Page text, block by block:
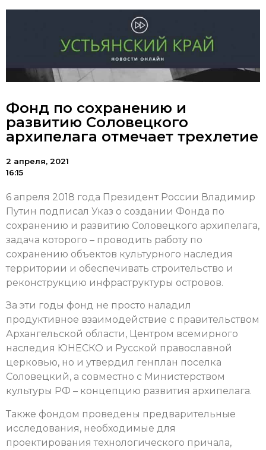
Фонд по сохранению и
развитию Соловецкого
архипелага отмечает трехлетие
2 апреля, 2021
16:15
6 апреля 2018 года Президент России Владимир
Путин подписал Указ о создании Фонда по
сохранению и развитию Соловецкого архипелага,
задача которого – проводить работу по
сохранению объектов культурного наследия
территории и обеспечивать строительство и
реконструкцию инфраструктуры островов.
За эти годы фонд не просто наладил
продуктивное взаимодействие с правительством
Архангельской области, Центром всемирного
наследия ЮНЕСКО и Русской православной
церковью, но и утвердил генплан поселка
Соловецкий, а совместно с Министерством
культуры РФ – концепцию развития архипелага.
Также фондом проведены предварительные
исследования, необходимые для
проектирования технологического причала,